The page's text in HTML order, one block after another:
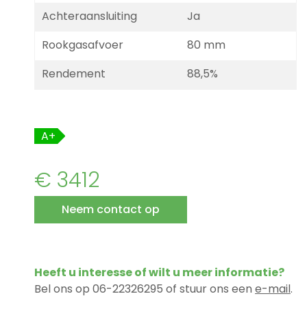
Achteraansluiting
Ja
Rookgasafvoer
80 mm
Rendement
88,5%
A+
€ 3412
Neem contact op
Heeft u interesse of wilt u meer informatie?
Bel ons op 06-22326295 of stuur ons een e-mail.